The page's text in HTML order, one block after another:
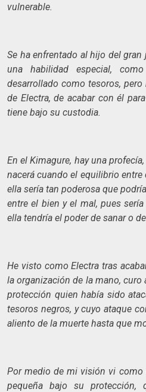
vulnerable.
Se ha enfrentado al hijo del
una habilidad especial,
desarrollado como tesoros,
de Electra, de acabar con él
tiene bajo su custodia.
En el Kimagure, hay una
nacerá cuando el equilibrio entre
ella sería tan poderosa que
entre el bien y el mal, pues
ella tendría el poder de sanar o
He visto como Electra tras
la organización de la mano, curo
protección quien había sido
tesoros negros, y cuyo ataque
aliento de la muerte hasta que
Por medio de mi visión vi como
pequeña bajo su protección,